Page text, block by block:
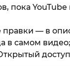
пока
правки — в
в самом видео;